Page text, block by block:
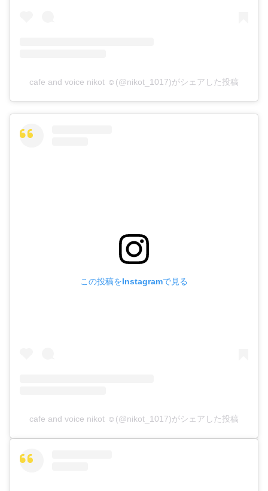
cafe and voice nikot ☺︎(@nikot_1017)がシェアした投稿
この投稿をInstagramで見る
cafe and voice nikot ☺︎(@nikot_1017)がシェアした投稿